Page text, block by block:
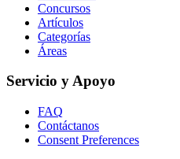
Concursos
Artículos
Categorías
Áreas
Servicio y Apoyo
FAQ
Contáctanos
Consent Preferences